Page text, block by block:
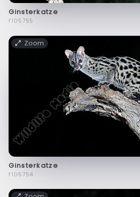
Ginsterkatze
f105755
Zoom
Ginsterkatze
f105754